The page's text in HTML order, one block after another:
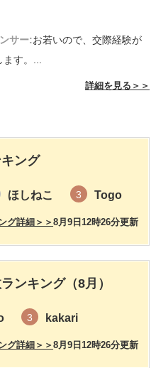
サー:お若いので、交際経験が
ます。...
詳細を見る＞＞
ング
ほしねこ 3 Togo
8月9日12時26分更新
グ詳細＞＞
ンキング（8月）
3 kakari
8月9日12時26分更新
グ詳細＞＞